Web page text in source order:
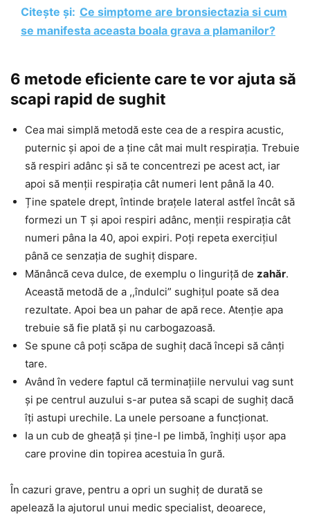
Citește și: Ce simptome are bronsiectazia si cum
se manifesta aceasta boala grava a plamanilor?
6 metode eficiente care te vor ajuta să
scapi rapid de sughit
Cea mai simplă metodă este cea de a respira acustic,
puternic și apoi de a ține cât mai mult respirația. Trebuie
să respiri adânc și să te concentrezi pe acest act, iar
apoi să menții respirația cât numeri lent până la 40.
Ține spatele drept, întinde brațele lateral astfel încât să
formezi un T și apoi respiri adânc, menții respirația cât
numeri pâna la 40, apoi expiri. Poți repeta exercițiul
până ce senzația de sughiț dispare.
Mănâncă ceva dulce, de exemplu o linguriță de zahăr.
Această metodă de a ,,îndulci” sughițul poate să dea
rezultate. Apoi bea un pahar de apă rece. Atenție apa
trebuie să fie plată și nu carbogazoasă.
Se spune câ poți scăpa de sughiț dacă începi să cânți
tare.
Având în vedere faptul că terminațiile nervului vag sunt
și pe centrul auzului s-ar putea să scapi de sughiț dacă
îți astupi urechile. La unele persoane a funcționat.
Ia un cub de gheață și ține-l pe limbă, înghiți ușor apa
care provine din topirea acestuia în gură.
În cazuri grave, pentru a opri un sughiț de durată se
apelează la ajutorul unui medic specialist, deoarece,